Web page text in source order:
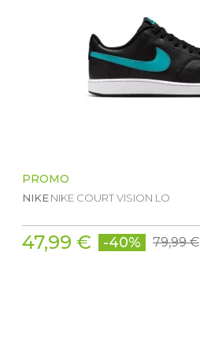
PROMO
NIKENIKE COURT VISION LO
47,99 € -40% 79,99 €